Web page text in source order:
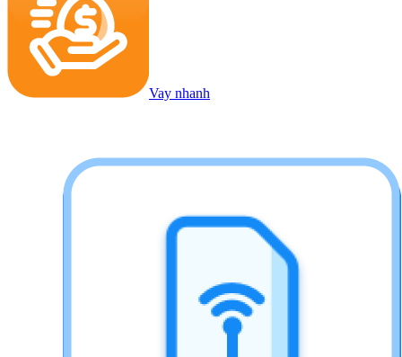
Vay nhanh